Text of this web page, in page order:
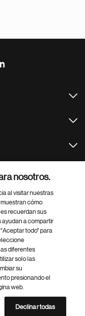
Accesibilidad
del sitio
nosotros.
al visitar nuestras
cómo
recuerdan sus
ayudan a compartir
todo" para
diferentes
solo las
su
presionando el
web.
Declinar todas